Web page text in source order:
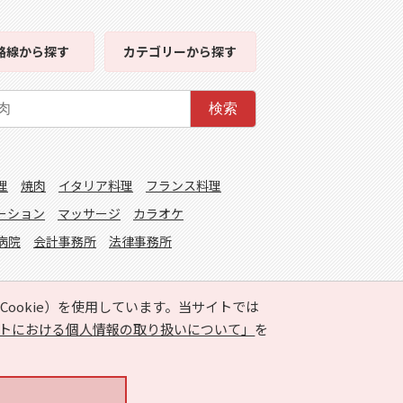
）を使用しています。当サイトでは
における個人情報の取り扱いについて」 を
線から探す カテゴリーから探す
検索
焼肉 イタリア料理
フランス料理
ション マッサージ
カラオケ
院 会計事務所 法律事務所